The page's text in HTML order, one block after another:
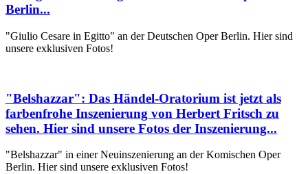
Berlin...
"Giulio Cesare in Egitto" an der Deutschen Oper Berlin. Hier sind
unsere exklusiven Fotos!
"Belshazzar": Das Händel-Oratorium ist jetzt als
farbenfrohe Inszenierung von Herbert Fritsch zu
sehen. Hier sind unsere Fotos der Inszenierung...
"Belshazzar" in einer Neuinszenierung an der Komischen Oper
Berlin. Hier sind unsere exklusiven Fotos!